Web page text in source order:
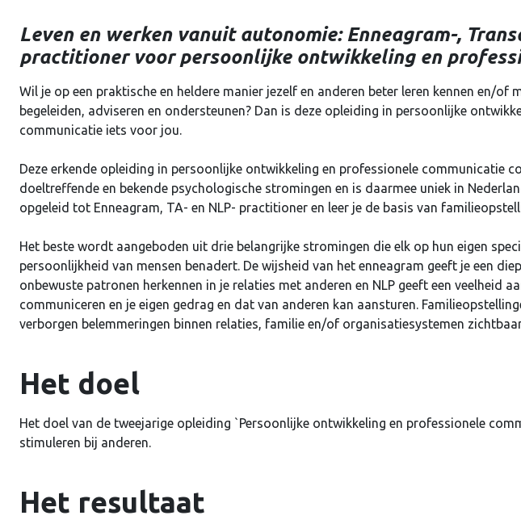
Leven en werken vanuit autonomie: Enneagram-,
practitioner voor persoonlijke ontwikkeling en
Wil je op een praktische en heldere manier jezelf en anderen beter leren kennen en/of
begeleiden, adviseren en ondersteunen? Dan is deze opleiding in persoonlijke
communicatie iets voor jou.
Deze erkende opleiding in persoonlijke ontwikkeling en professionele communicatie
doeltreffende en bekende psychologische stromingen en is daarmee uniek in
opgeleid tot Enneagram, TA- en NLP- practitioner en leer je de basis van
Het beste wordt aangeboden uit drie belangrijke stromingen die elk op hun eigen
persoonlijkheid van mensen benadert. De wijsheid van het enneagram geeft je een
onbewuste patronen herkennen in je relaties met anderen en NLP geeft een veelheid
communiceren en je eigen gedrag en dat van anderen kan aansturen.
verborgen belemmeringen binnen relaties, familie en/of organisatiesystemen
Het doel
Het doel van de tweejarige opleiding `Persoonlijke ontwikkeling en professionele
stimuleren bij anderen.
Het resultaat